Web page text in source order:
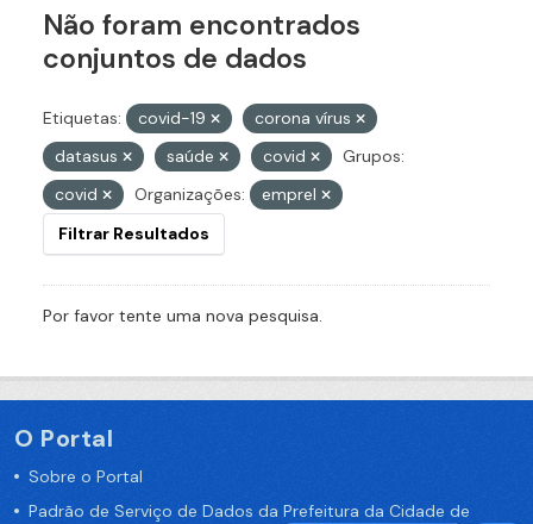
Não foram encontrados
conjuntos de dados
Etiquetas: covid-19
corona vírus
datasus
saúde covid
Grupos:
covid
Organizações:
emprel
Filtrar Resultados
Por favor tente uma nova pesquisa.
O Portal
Sobre o Portal
Padrão de Serviço de Dados da Prefeitura da Cidade de